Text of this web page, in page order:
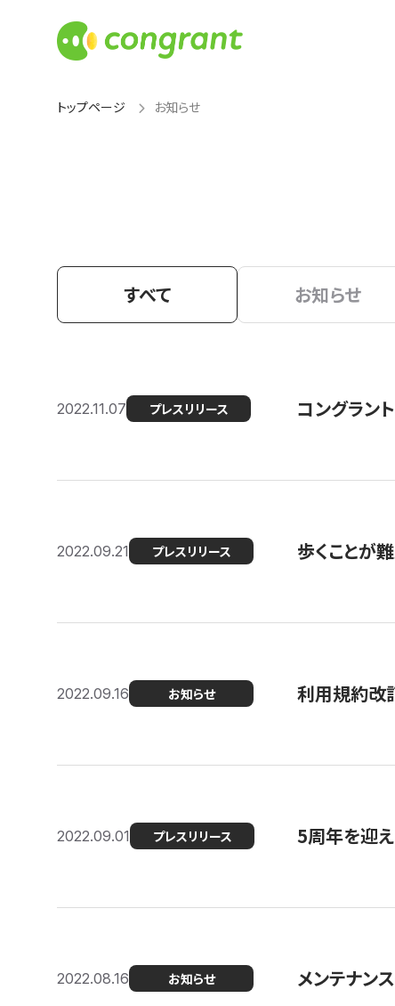
トップページ お知らせ
すべて お知らせ
2022.11.07 プレスリリース コングラン
2022.09.21 プレスリリース 歩くことが
2022.09.16 お知らせ 利用規約改
2022.09.01 プレスリリース 5周年を迎
2022.08.16 お知らせ メンテナン